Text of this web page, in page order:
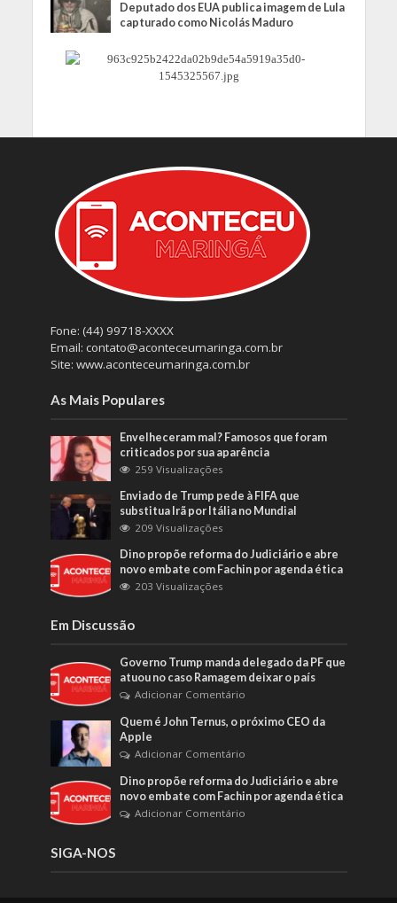
Deputado dos EUA publica imagem de Lula
capturado como Nicolás Maduro
Fone: (44) 99718-XXXX
Email: contato@aconteceumaringa.com.br
Site: www.aconteceumaringa.com.br
As Mais Populares
Envelheceram mal? Famosos que foram
criticados por sua aparência
259 Visualizações
Enviado de Trump pede à FIFA que
substitua Irã por Itália no Mundial
209 Visualizações
Dino propõe reforma do Judiciário e abre
novo embate com Fachin por agenda ética
203 Visualizações
Em Discussão
Governo Trump manda delegado da PF que
atuou no caso Ramagem deixar o país
Adicionar Comentário
Quem é John Ternus, o próximo CEO da
Apple
Adicionar Comentário
Dino propõe reforma do Judiciário e abre
novo embate com Fachin por agenda ética
Adicionar Comentário
SIGA-NOS